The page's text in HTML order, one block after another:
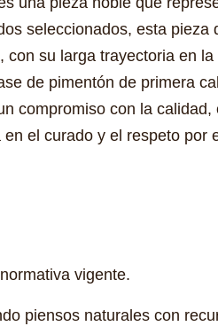
seleccionados, esta pieza
su larga trayectoria en
de pimentón de primera
compromiso con la
el curado y el respeto por
vigente.
piensos naturales con